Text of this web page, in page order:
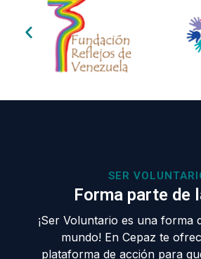
SER
Forma parte de
¡Ser Voluntario es una forma
mundo! En Cepaz te
plataforma de acción para